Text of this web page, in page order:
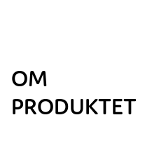
OM
PRODUKTET